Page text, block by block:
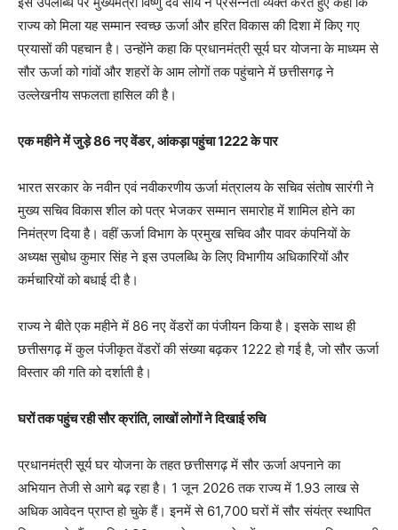
राज्य को मिला यह सम्मान स्वच्छ ऊर्जा और हरित विकास की दिशा में किए गए
प्रयासों की पहचान है। उन्होंने कहा कि प्रधानमंत्री सूर्य घर योजना के माध्यम से
सौर ऊर्जा को गांवों और शहरों के आम लोगों तक पहुंचाने में छत्तीसगढ़ ने
उल्लेखनीय सफलता हासिल की है।
एक महीने में जुड़े 86 नए वेंडर, आंकड़ा पहुंचा 1222 के पार
भारत सरकार के नवीन एवं नवीकरणीय ऊर्जा मंत्रालय के सचिव संतोष सारंगी ने
मुख्य सचिव विकास शील को पत्र भेजकर सम्मान समारोह में शामिल होने का
निमंत्रण दिया है। वहीं ऊर्जा विभाग के प्रमुख सचिव और पावर कंपनियों के
अध्यक्ष सुबोध कुमार सिंह ने इस उपलब्धि के लिए विभागीय अधिकारियों और
कर्मचारियों को बधाई दी है।
राज्य ने बीते एक महीने में 86 नए वेंडरों का पंजीयन किया है। इसके साथ ही
छत्तीसगढ़ में कुल पंजीकृत वेंडरों की संख्या बढ़कर 1222 हो गई है, जो सौर ऊर्जा
विस्तार की गति को दर्शाती है।
घरों तक पहुंच रही सौर क्रांति, लाखों लोगों ने दिखाई रुचि
प्रधानमंत्री सूर्य घर योजना के तहत छत्तीसगढ़ में सौर ऊर्जा अपनाने का
अभियान तेजी से आगे बढ़ रहा है। 1 जून 2026 तक राज्य में 1.93 लाख से
अधिक आवेदन प्राप्त हो चुके हैं। इनमें से 61,700 घरों में सौर संयंत्र स्थापित